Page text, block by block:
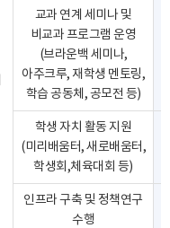
교과 연계 세미나 및
비교과 프로그램 운영
(브라운백 세미나,
아주크루, 재학생 멘토링,
학습 공동체, 공모전 등)
학생 자치 활동 지원
(미리배움터, 새로배움터,
학생회,체육대회 등)
인프라 구축 및 정책연구
수행